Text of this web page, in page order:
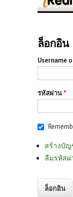
ล็อกอิน
Username
รหัสผ่าน *
สร้างบั
ลืมรหัสผ่